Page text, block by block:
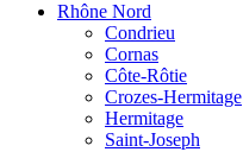
Rhône Nord
Condrieu
Cornas
Côte-Rôtie
Crozes-Hermitage
Hermitage
Saint-Joseph